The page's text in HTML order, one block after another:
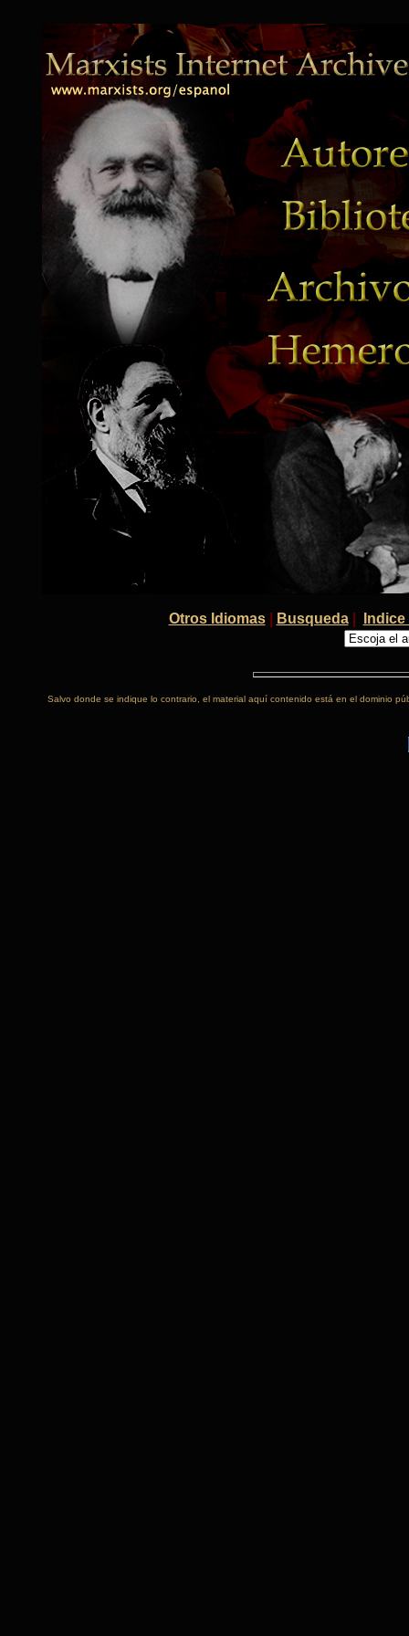
Otros Idiomas| Busqueda|
Salvo donde se indique lo contrario, el material aquí contenido está en el dominio